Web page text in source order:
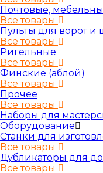
Почтовые,
Все товары
Пульты для ворот и
Все товары
Ригельные
Все товары
Финские (аблой)
Все товары
Прочее
Все товары
Наборы для
Оборудование
Станки для
Все товары
Дубликаторы для
Все товары